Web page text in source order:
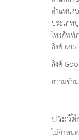
ตำแหน่ง
ประเภท
โทรศัพท์
ลิงค์ MIS
ลิงค์
ความชำ
ประวั
ไม่กำหนด